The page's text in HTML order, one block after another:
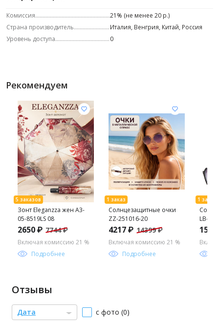
Комиссия
21% (не менее 20 р.)
Страна производитель
Италия, Венгрия, Китай, Россия
Уровень доступа
0
Рекомендуем
Зонт Eleganzza жен А3-
05-8519LS 08
2650 ₽ 7744 ₽
Включая комиссию 21 %
Подробнее
Солнцезащитные очки
ZZ-251016-20
4217 ₽ 14399 ₽
Включая комиссию 21 %
Подробнее
LB-
Отзывы
Дата с фото (0)